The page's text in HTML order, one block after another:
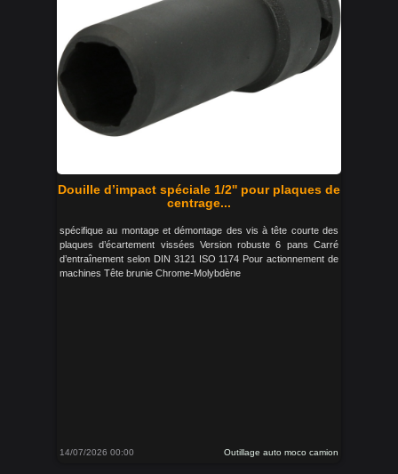
Douille d’impact spéciale 1/2'' pour plaques de
centrage...
spécifique au montage et démontage des vis à tête courte des
plaques d’écartement vissées Version robuste 6 pans Carré
d’entraînement selon DIN 3121 ISO 1174 Pour actionnement de
machines Tête brunie Chrome-Molybdène
14/07/2026 00:00 Outillage auto moco camion